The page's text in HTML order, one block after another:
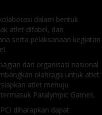
dalam bentuk
atlet difabel, dan
serta pelaksanaan kegiatan
dari organisasi nasional
olahraga untuk atlet
atlet menuju
Paralympic Games.
diharapkan dapat